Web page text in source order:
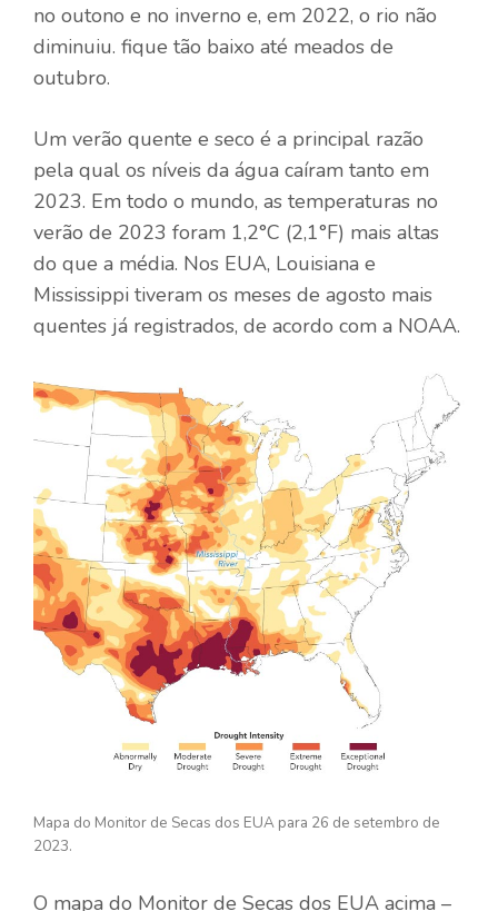
no outono e no inverno e, em 2022, o rio não
diminuiu. fique tão baixo até meados de
outubro.
Um verão quente e seco é a principal razão
pela qual os níveis da água caíram tanto em
2023. Em todo o mundo, as temperaturas no
verão de 2023 foram 1,2°C (2,1°F) mais altas
do que a média. Nos EUA, Louisiana e
Mississippi tiveram os meses de agosto mais
quentes já registrados, de acordo com a NOAA.
Mapa do Monitor de Secas dos EUA para 26 de setembro de
2023.
O mapa do Monitor de Secas dos EUA acima –